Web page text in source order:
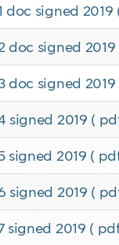
doc signed 2019
doc signed 2019
doc signed 2019
signed 2019 (
signed 2019 (
signed 2019 (
signed 2019 (